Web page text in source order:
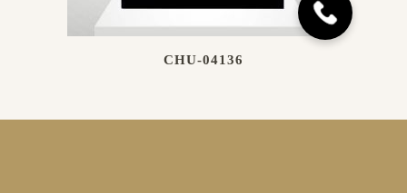
CHU-04136